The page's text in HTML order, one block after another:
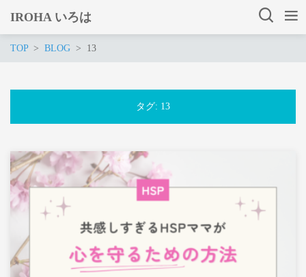
IROHA いろは
TOP BLOG 13
タグ: 13